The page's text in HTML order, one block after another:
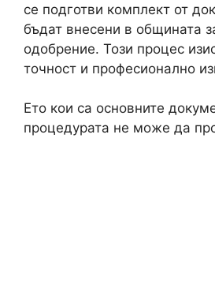
се подготви комплект от
бъдат внесени в общината
одобрение. Този процес
точност и професионално
Ето кои са основните
процедурата не може да